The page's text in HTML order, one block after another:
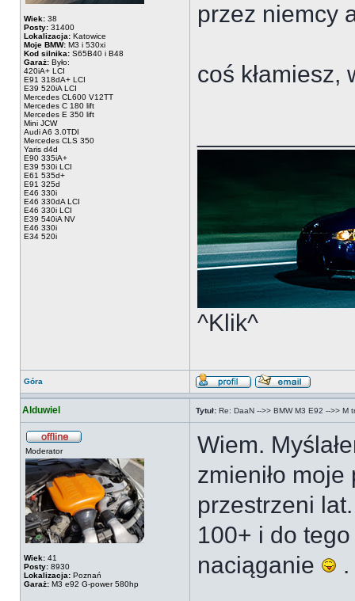
Wiek: 38
Posty: 31400
Lokalizacja: Katowice
Moje BMW: M3 i 530xi
Kod silnika: S65B40 i B48
Garaż: Było:
420iA+ LCI
E91 318dA+ LCI
E39 520iA LCI
Mercedes CL600 V12TT
Mercedes C 180 lift
Mercedes E 350 lift
Mini JCW
Audi A6 3.0TDI
Mercedes CLS 350
Yaris d4d
E90 335iA+
E39 530i LCI
E61 535d+
E91 325d
E46 330i
E46 330dA LCI
E46 330i LCI
E39 540iA NV
E46 330i
E34 520i
przez niemcy
coś kłamiesz,
^Klik^
Góra
Alduwiel Tytuł: Re: DaaN -->> BMW M3 E92 -->> M
Moderator
Wiek: 41
Posty: 8930
Lokalizacja: Poznań
Garaż: M3 e92 G-power 580hp
Wiem.
zmieniło
przestrzeni
100+ i do
naciąganie
.